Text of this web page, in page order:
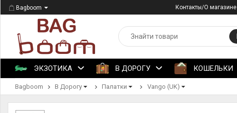
Bagboom Контакты/О магазине
ЭКЗОТИКА В ДОРОГУ КОШЕЛЬКИ
Bagboom В Дорогу Палатки Vango (UK)